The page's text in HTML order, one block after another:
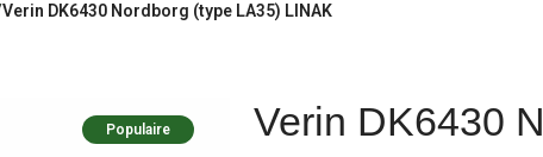
Verin DK6430 Nordborg (type LA35) LINAK
Populaire Verin DK6430